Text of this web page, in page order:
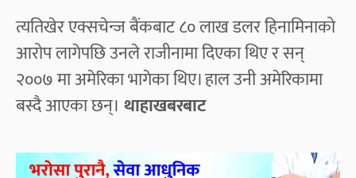
त्यतिखेर एक्सचेन्ज बैंकबाट ८० लाख डलर हिनामिनाको
आरोप लागेपछि उनले राजीनामा दिएका थिए र सन्
२००७ मा अमेरिका भागेका थिए। हाल उनी अमेरिकामा
बस्दै आएका छन्। थाहाखबरबाट